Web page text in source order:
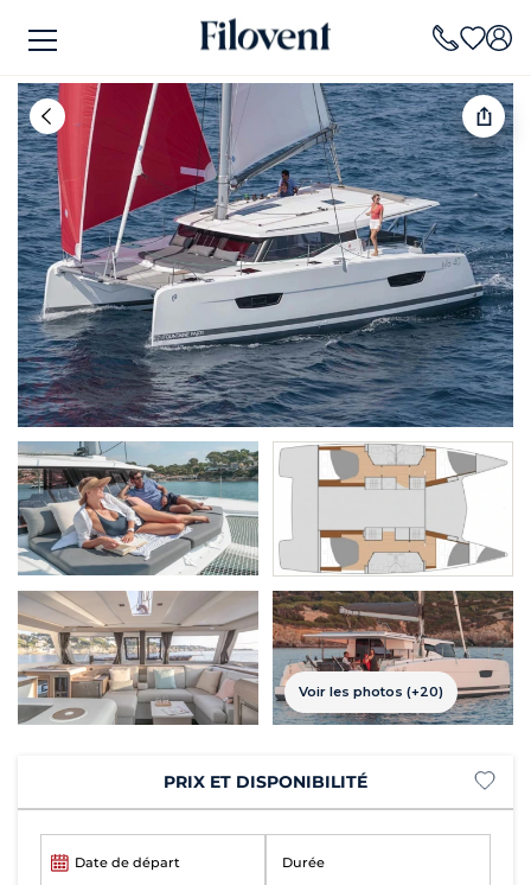
Voir les photos (+20)
PRIX ET DISPONIBILITÉ
Date de départ Durée